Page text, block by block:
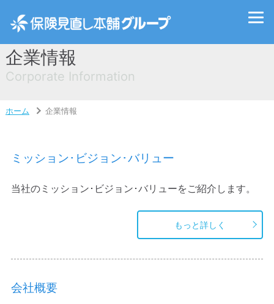
企業情報
Corporate Information
ホーム 企業情報
ミッション･ビジョン･バリュー
当社のミッション･ビジョン･バリューをご紹介します。
もっと詳しく
会社概要